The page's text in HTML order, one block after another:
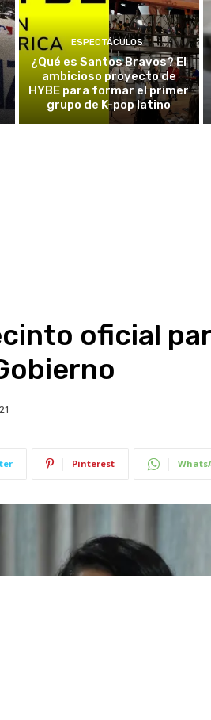
ESPECTÁCULOS
¿Qué es Santos Bravos? El
ambicioso proyecto de
HYBE para formar el primer
grupo de K-pop latino